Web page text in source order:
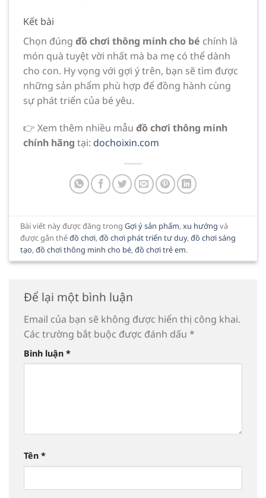
Kết bài
Chọn đúng đồ chơi thông minh cho bé chính là
món quà tuyệt vời nhất mà ba mẹ có thể dành
cho con. Hy vọng với gợi ý trên, bạn sẽ tìm được
những sản phẩm phù hợp để đồng hành cùng
sự phát triển của bé yêu.
👉 Xem thêm nhiều mẫu đồ chơi thông minh
chính hãng tại: dochoixin.com
Bài viết này được đăng trongGợi ý sản phẩm,xu hướng và
được gắn thẻđồ chơi,đồ chơi phát triển tư duy,đồ chơi sáng
tạo,đồ chơi thông minh cho bé,đồ chơi trẻ em.
Để lại một bình luận
Email của bạn sẽ không được hiển thị công khai.
Các trường bắt buộc được đánh dấu *
Bình luận *
Tên *